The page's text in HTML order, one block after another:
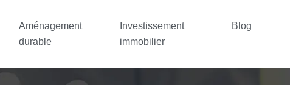
Aménagement
durable
Investissement
immobilier
Blog